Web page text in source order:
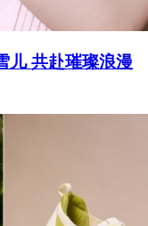
儿 共赴璀璨浪漫